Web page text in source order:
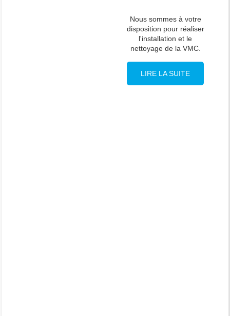
Nous sommes à votre
disposition pour réaliser
l'installation et le
nettoyage de la VMC.
LIRE LA SUITE